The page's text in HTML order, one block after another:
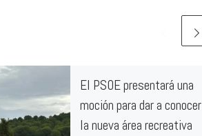
El PSOE presentará una
moción para dar a conocer
la nueva área recreativa